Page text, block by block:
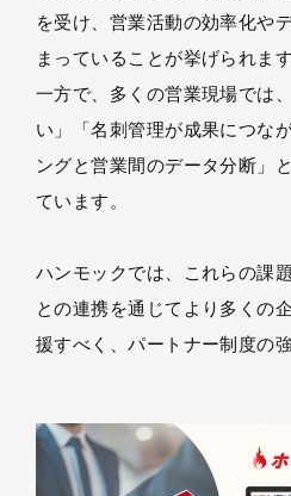
を受け、営業活動の効率化や
まっていることが挙げられます
一方で、多くの営業現場では
い」「名刺管理が成果につな
ングと営業間のデータ分断」
ています。
ハンモックでは、これらの課
との連携を通じてより多くの
援すべく、パートナー制度の